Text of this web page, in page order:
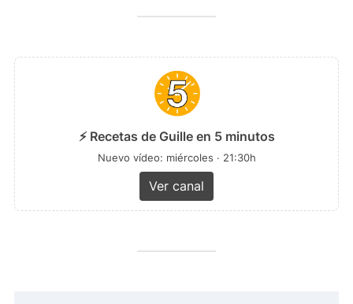
⚡ Recetas de Guille en 5 minutos
Nuevo vídeo: miércoles · 21:30h
Ver canal